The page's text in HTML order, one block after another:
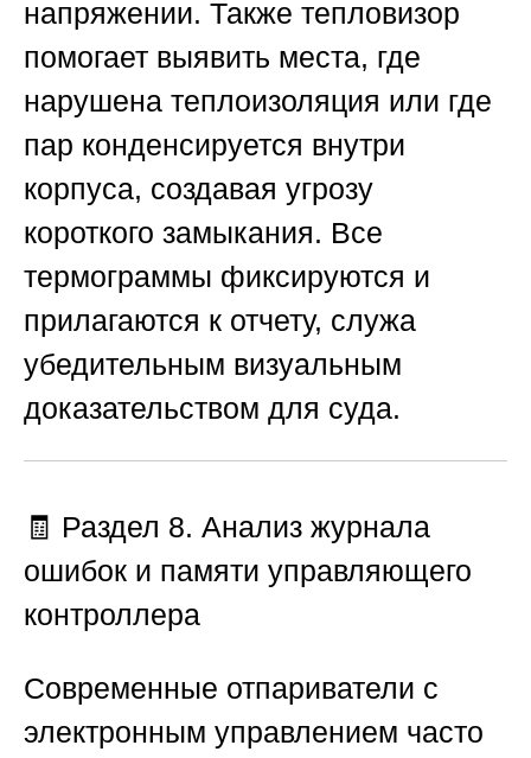
напряжении. Также тепловизор
помогает выявить места, где
нарушена теплоизоляция или где
пар конденсируется внутри
корпуса, создавая угрозу
короткого замыкания. Все
термограммы фиксируются и
прилагаются к отчету, служа
убедительным визуальным
доказательством для суда.
🧾 Раздел 8. Анализ журнала
ошибок и памяти управляющего
контроллера
Современные отпариватели с
электронным управлением часто